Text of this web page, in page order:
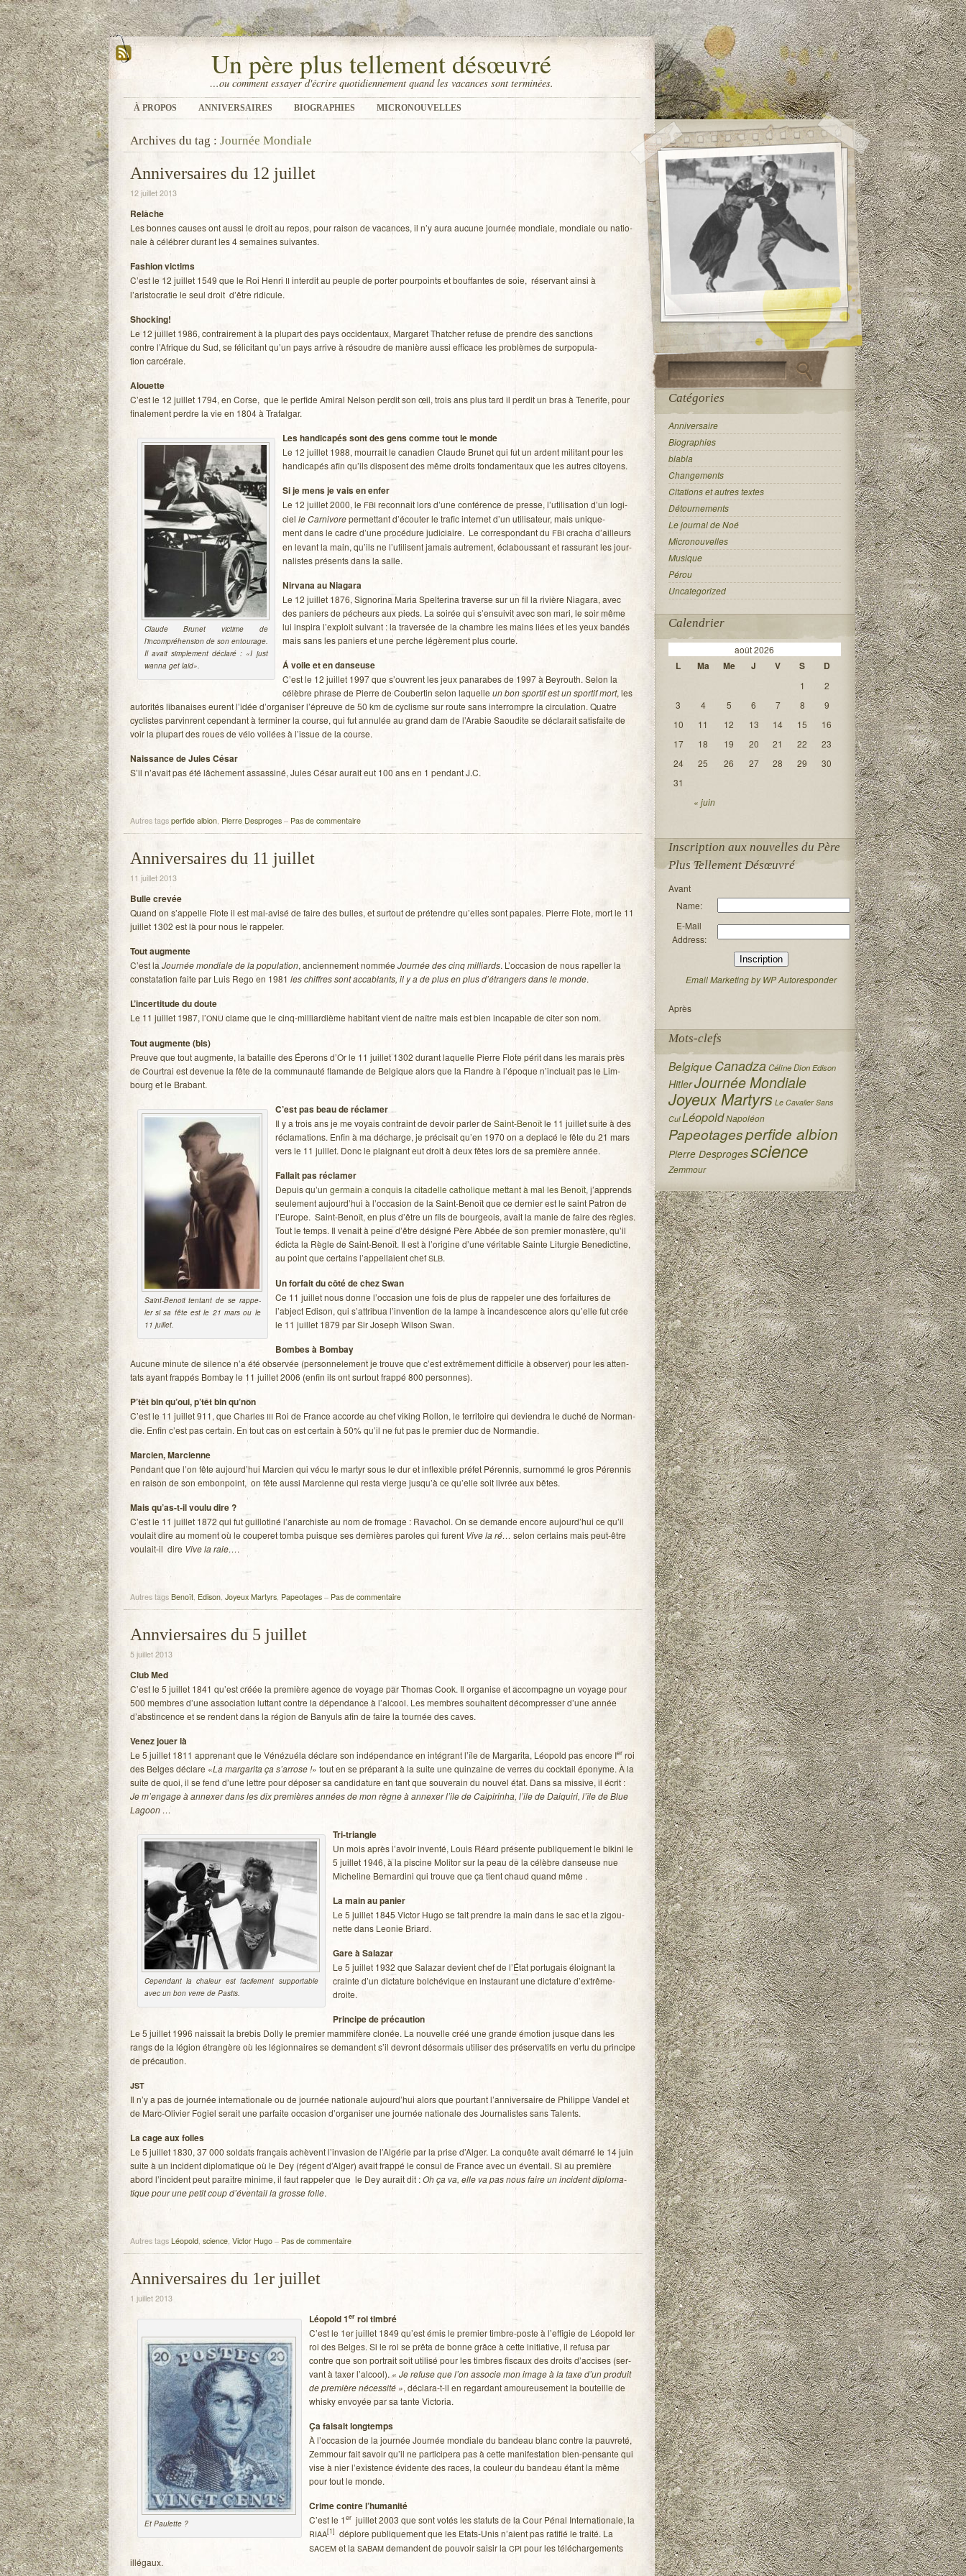
Un père plus tellement désœuvré
…ou comment essayer d'écrire quotidiennement quand les vacances sont terminées.
À PROPOS ANNIVERSAIRES BIOGRAPHIES MICRONOUVELLES
Archives du tag : Journée Mondiale
Anniversaires du 12 juillet
12 juillet 2013
Relâche
Les bonnes causes ont aussi le droit au repos, pour rai­son de vacances, il n’y aura aucune jour­née mon­diale, mon­diale ou natio­
nale à célé­brer durant les 4 semaines suivantes.
Fashion vic­tims
C’est le 12 juillet 1549 que le Roi Henri II inter­dit au peuple de por­ter pour­points et bouf­fantes de soie, réser­vant ainsi à
l’aristocratie le seul droit d’être ridicule.
Sho­cking!
Le 12 juillet 1986, contrai­re­ment à la plu­part des pays occi­den­taux, Mar­ga­ret That­cher refuse de prendre des sanc­tions
contre l’Afrique du Sud, se féli­ci­tant qu’un pays arrive à résoudre de manière aussi effi­cace les pro­blèmes de sur­po­pu­la­
tion carcérale.
Alouette
C’est le 12 juillet 1794, en Corse, que le per­fide Ami­ral Nel­son per­dit son œil, trois ans plus tard il per­dit un bras à Tene­rife, pour
fina­le­ment perdre la vie en 1804 à Trafalgar.
Claude Bru­net vic­time de
l’incompréhension de son entou­rage.
Il avait sim­ple­ment déclaré : «I just
wanna get laid».
Les han­di­ca­pés sont des gens comme tout le monde
Le 12 juillet 1988, mour­rait le cana­dien Claude Bru­net qui fut un ardent mili­tant pour les
han­di­ca­pés afin qu’ils dis­posent des même droits fon­da­men­taux que les autres citoyens.
Si je mens je vais en enfer
Le 12 juillet 2000, le FBI recon­nait lors d’une confé­rence de presse, l’utilisation d’un logi­
ciel le Car­ni­voreper­met­tant d’écouter le tra­fic inter­net d’un uti­li­sa­teur, mais uni­que­
ment dans le cadre d’une pro­cé­dure judi­ciaire. Le cor­res­pon­dant du FBI cra­cha d’ailleurs
en levant la main, qu’ils ne l’utilisent jamais autre­ment, écla­bous­sant et ras­su­rant les jour­
na­listes pré­sents dans la salle.
Nir­vana au Nia­gara
Le 12 juillet 1876, Signo­rina Maria Spel­te­rina tra­verse sur un fil la rivière Nia­gara, avec
des paniers de pécheurs aux pieds. La soi­rée qui s’ensuivit avec son mari, le soir même
lui ins­pira l’exploit sui­vant : la tra­ver­sée de la chambre les mains liées et les yeux ban­dés
mais sans les paniers et une perche légè­re­ment plus courte.
Á voile et en dan­seuse
C’est le 12 juillet 1997 que s’ouvrent les jeux pan­arabes de 1997 à Bey­routh. Selon la
célèbre phrase de Pierre de Cou­ber­tin selon laquelle un bon spor­tif est un spor­tif mort, les
auto­ri­tés liba­naises eurent l’idée d’organiser l’épreuve de 50 km de cyclisme sur route sans inter­rompre la cir­cu­la­tion. Quatre
cyclistes par­vinrent cepen­dant à ter­mi­ner la course, qui fut annu­lée au grand dam de l’Arabie Saou­dite se décla­rait satis­faite de
voir la plu­part des roues de vélo voi­lées à l’issue de la course.
Nais­sance de Jules César
S’il n’avait pas été lâche­ment assas­siné, Jules César aurait eut 100 ans en 1 pen­dant J.C.
Autres tags perfide albion, Pierre Desproges– Pas de commentaire
Anniversaires du 11 juillet
11 juillet 2013
Bulle cre­vée
Quand on s’appelle Flote il est mal-avisé de faire des bulles, et sur­tout de pré­tendre qu’elles sont papales. Pierre Flote, mort le 11
juillet 1302 est là pour nous le rappeler.
Tout aug­mente
C’est la Jour­née mon­diale de la popu­la­tion, ancien­ne­ment nom­méeJour­née des cinq mil­liards. L’occasion de nous rapel­ler la
consta­ta­tion faite par Luis Rego en 1981 les chiffres sont acca­blants, il y a de plus en plus d’étrangers dans le monde.
L’incertitude du doute
Le 11 juillet 1987, l’ONU clame que le cinq-milliardième habi­tant vient de naître mais est bien inca­pable de citer son nom.
Tout aug­mente (bis)
Preuve que tout aug­mente, la bataille des Épe­rons d’Or le 11 juillet 1302 durant laquelle Pierre Flote périt dans les marais près
de Cour­trai est deve­nue la fête de la com­mu­nauté fla­mande de Bel­gique alors que la Flandre à l’époque n’incluait pas le Lim­
bourg et le Brabant.
Saint-Benoit ten­tant de se rap­pe­
ler si sa fête est le 21 mars ou le
11 juillet.
C’est pas beau de récla­mer
Il y a trois ans je me voyais contraint de devoir par­ler de Saint-Benoîtle 11 juillet suite à des
récla­ma­tions. Enfin à ma décharge, je pré­ci­sait qu’en 1970 on a deplacé le fête du 21 mars
vers le 11 juillet. Donc le plai­gnant eut droit à deux fêtes lors de sa pre­mière année.
Fal­lait pas récla­mer
Depuis qu’un ger­main a conquis la cita­delle catho­lique met­tant à mal les Benoît, j’apprends
seule­ment aujourd’hui à l’occasion de la Saint-Benoît que ce der­nier est le saint Patron de
l’Europe. Saint-Benoît, en plus d’être un fils de bour­geois, avait la manie de faire des règles.
Tout le temps. Il venait à peine d’être dési­gné Père Abbée de son pre­mier monas­tère, qu’il
édicta la Règle de Saint-Benoît. Il est à l’origine d’une véri­table Sainte Litur­gie Bene­dic­tine,
au point que cer­tains l’appellaient chef SLB.
Un for­fait du côté de chez Swan
Ce 11 juillet nous donne l’occasion une fois de plus de rap­pe­ler une des for­fai­tures de
l’abject Edi­son, qui s’attribua l’invention de la lampe à incan­des­cence alors qu’elle fut crée
le 11 juillet 1879 par Sir Joseph Wil­son Swan.
Bombes à Bom­bay
Aucune minute de silence n’a été obser­vée (per­son­ne­le­ment je trouve que c’est extrê­me­ment dif­fi­cile à obser­ver) pour les atten­
tats ayant frap­pés Bom­bay le 11 juillet 2006 (enfin ils ont sur­tout frappé 800 personnes).
P’têt bin qu’oui, p’têt bin qu’non
C’est le 11 juillet 911, que Charles III Roi de France accorde au chef viking Rol­lon, le ter­ri­toire qui devien­dra le duché de Nor­man­
die. Enfin c’est pas cer­tain. En tout cas on est cer­tain à 50% qu’il ne fut pas le pre­mier duc de Normandie.
Mar­cien, Mar­cienne
Pen­dant que l’on fête aujourd’hui Mar­cien qui vécu le mar­tyr sous le dur et inflexible pré­fet Péren­nis, sur­nommé le gros Péren­nis
en rai­son de son embon­point, on fête aussi Mar­cienne qui resta vierge jusqu’à ce qu’elle soit livrée aux bêtes.
Mais qu’as-t-il voulu dire ?
C’est le 11 juillet 1872 qui fut guillo­tiné l’anarchiste au nom de fro­mage : Rava­chol. On se demande encore aujourd’hui ce qu’il
vou­lait dire au moment où le cou­pe­ret tomba puisque ses der­nières paroles qui furent Vive la ré… selon cer­tains mais peut-être
voulait-il dire Vive la raie….
Autres tags Benoît, Edison, Joyeux Martyrs, Papeotages– Pas de commentaire
Annviersaires du 5 juillet
5 juillet 2013
Club Med
C’est le 5 juillet 1841 qu’est créée la pre­mière agence de voyage par Tho­mas Cook. Il orga­nise et accom­pagne un voyage pour
500 membres d’une asso­cia­tion lut­tant contre la dépen­dance à l’alcool. Les membres sou­haitent décom­pres­ser d’une année
d’abstincence et se rendent dans la région de Banyuls afin de faire la tour­née des caves.
Venez jouer là
Le 5 juillet 1811 appre­nant que le Véné­zuéla déclare son indé­pen­dance en inté­grant l’île de Mar­ga­rita, Léo­pold pas encore Ierroi
des Belges déclare «La mar­ga­rita ça s’arrose !» tout en se pré­pa­rant à la suite une quin­zaine de verres du cock­tail épo­nyme. À la
suite de quoi, il se fend d’une lettre pour dépo­ser sa can­di­da­ture en tant que sou­ve­rain du nou­vel état. Dans sa mis­sive, il écrit :
Je m’engage à annexer dans les dix pre­mières années de mon règne à annexer l’ile de Cai­pi­rinha, l’ile de Dai­quiri, l’île de Blue
Lagoon …
Cepen­dant la cha­leur est faci­le­ment sup­por­table
avec un bon verre de Pastis.
Tri-triangle
Un mois après l’avoir inventé, Louis Réard pré­sente publi­que­ment le bikini le
5 juillet 1946, à la pis­cine Moli­tor sur la peau de la célèbre dan­seuse nue
Miche­line Ber­nar­dini qui trouve que ça tient chaud quand même .
La main au panier
Le 5 juillet 1845 Vic­tor Hugo se fait prendre la main dans le sac et la zigou­
nette dans Leo­nie Briard.
Gare à Sala­zar
Le 5 juillet 1932 que Sala­zar devient chef de l’État por­tu­gais éloi­gnant la
crainte d’un dic­ta­ture bol­ché­vique en ins­tau­rant une dic­ta­ture d’extrême-
droite.
Prin­cipe de pré­cau­tion
Le 5 juillet 1996 nais­sait la bre­bis Dolly le pre­mier mam­mi­fère clo­née. La nou­velle créé une grande émo­tion jusque dans les
rangs de la légion étran­gère où les légion­naires se demandent s’il devront désor­mais uti­li­ser des pré­ser­va­tifs en vertu du prin­cipe
de précaution.
JST
Il n’y a pas de jour­née inter­na­tio­nale ou de jour­née natio­nale aujourd’hui alors que pour­tant l’anniversaire de Phi­lippe Van­del et
de Marc-Olivier Fogiel serait une par­faite occa­sion d’organiser une jour­née natio­nale des Jour­na­listes sans Talents.
La cage aux folles
Le 5 juillet 1830, 37 000 sol­dats fran­çais achèvent l’invasion de l’Algérie par la prise d’Alger. La conquête avait démarré le 14 juin
suite à un inci­dent diplo­ma­tique où le Dey (régent d’Alger) avait frappé le consul de France avec un éven­tail. Si au pre­mière
abord l’incident peut paraître minime, il faut rap­pe­ler que le Dey aurait dit :Oh ça va, elle va pas nous faire un inci­dent diplo­ma­
tique pour une petit coup d’éventail la grosse folle.
Autres tags Léopold, science, Victor Hugo– Pas de commentaire
Anniversaires du 1er juillet
1 juillet 2013
Et Pau­lette ?
Léo­pold 1erroi tim­bré
C’est le 1er juillet 1849 qu’est émis le pre­mier timbre-poste à l’effigie de Léo­pold Ier
roi des Belges. Si le roi se prêta de bonne grâce à cette ini­tia­tive, il refusa par
contre que son por­trait soit uti­lisé pour les timbres fis­caux des droits d’accises (ser­
vant à taxer l’alcool). « Je refuse que l’on asso­cie mon image à la taxe d’un pro­duit
de pre­mière néces­sité », déclara-t-il en regar­dant amou­reu­se­ment la bou­teille de
whisky envoyée par sa tante Victoria.
Ça fai­sait long­temps
À l’occasion de la jour­née Jour­née mon­diale du ban­deau blanc contre la pau­vreté,
Zem­mour fait savoir qu’il ne par­ti­ci­pera pas à cette mani­fes­ta­tion bien-pensante qui
vise à nier l’existence évi­dente des races, la cou­leur du ban­deau étant la même
pour tout le monde.
Crime contre l’humanité
C’est le 1erjuillet 2003 que sont votés les sta­tuts de la Cour Pénal Inter­na­tio­nale, la
RIAA[1] déplore publi­que­ment que les Etats-Unis n’aient pas rati­fié le traité. La
SACEMet la SABAMdemandent de pou­voir sai­sir la CPI pour les télé­char­ge­ments
illégaux.
Catégories
Anniversaire
Biographies
blabla
Changements
Citations et autres textes
Détournements
Le journal de Noé
Micronouvelles
Musique
Pérou
Uncategorized
Calendrier
août 2026
L Ma Me J V S D
« juin
1
2
3
4 5 6 7 8
9
10
11 12 13 14 15
16
17
18 19 20 21 22
23
24
25 26 27 28 29
30
31
Inscription aux nouvelles du Père
Plus Tellement Désœuvré
Avant
Name:
E-Mail
Address:
Email Marketing by WP Autoresponder
Après
Mots-clefs
Belgique Canadza Céline Dion Edison
HitlerJournée Mondiale
Joyeux Martyrs Le Cavalier Sans
Cul Léopold Napoléon
Papeotagesperfide albion
Pierre Desprogesscience
Zemmour